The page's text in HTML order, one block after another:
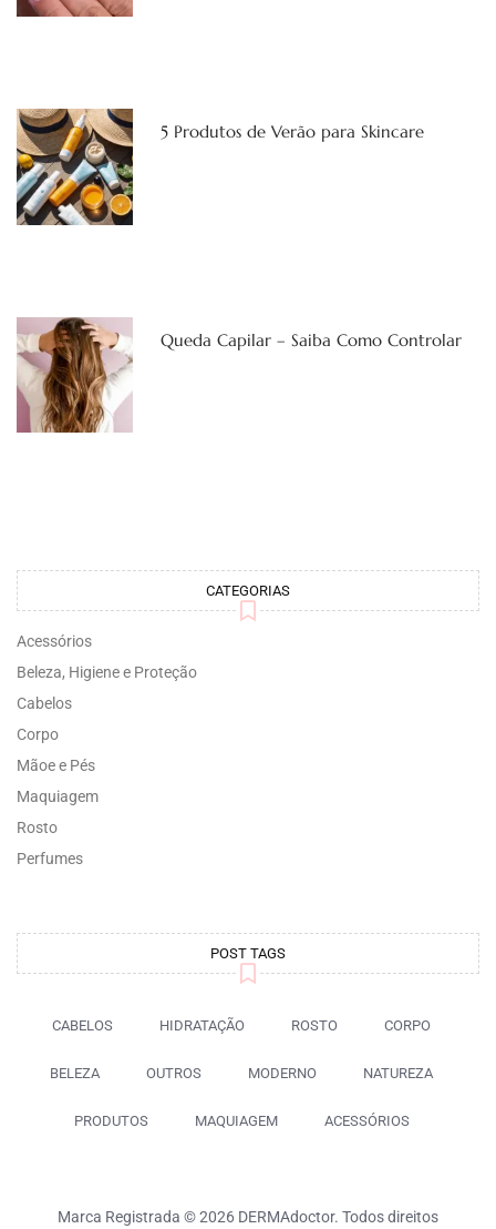
5 Produtos de Verão para Skincare
Queda Capilar – Saiba Como Controlar
CATEGORIAS
Acessórios
Beleza, Higiene e Proteção
Cabelos
Corpo
Mãoe e Pés
Maquiagem
Rosto
Perfumes
POST TAGS
CABELOS HIDRATAÇÃO ROSTO CORPO
BELEZA OUTROS MODERNO NATUREZA
PRODUTOS MAQUIAGEM ACESSÓRIOS
Marca Registrada © 2026 DERMAdoctor. Todos direitos